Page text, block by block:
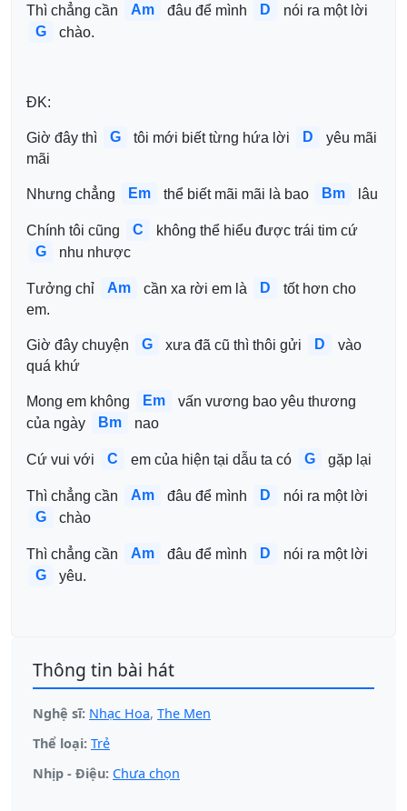
Thì chẳng cần Am đâu để mình D
nói ra một lời
G
chào.
ĐK:
Giờ đây thì G tôi mới biết từng hứa lời D
yêu mãi
mãi
Nhưng chẳng Em thể biết mãi mãi là bao Bm lâu
Chính tôi cũng C
không thể hiểu được trái tim cứ
G
nhu nhược
Tưởng chỉ Am cần xa rời em là D
tốt hơn cho
em.
Giờ đây chuyện G xưa đã cũ thì thôi gửi D
vào
quá khứ
Mong em không Em
vấn vương bao yêu thương
của ngày
Bm nao
Cứ vui với C em của hiện tại dẫu ta có G gặp lại
Thì chẳng cần Am đâu để mình D
nói ra một lời
G
chào
Thì chẳng cần Am đâu để mình D
nói ra một lời
G
yêu.
Thông tin bài hát
Nghệ sĩ: Nhạc Hoa, The Men
Thể loại: Trẻ
Nhịp - Điệu: Chưa chọn